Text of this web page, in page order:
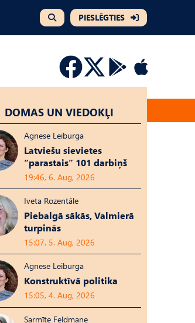
PIESLĒGTIES
DOMAS UN VIEDOKĻI
Agnese Leiburga
Latviešu sievietes
“parastais” 101 darbiņš
19:46, 6. Aug, 2026
Iveta Rozentāle
Piebalgā sākās, Valmierā
turpinās
15:07, 5. Aug, 2026
Agnese Leiburga
Konstruktīvā politika
15:05, 4. Aug, 2026
Sarmīte Feldmane